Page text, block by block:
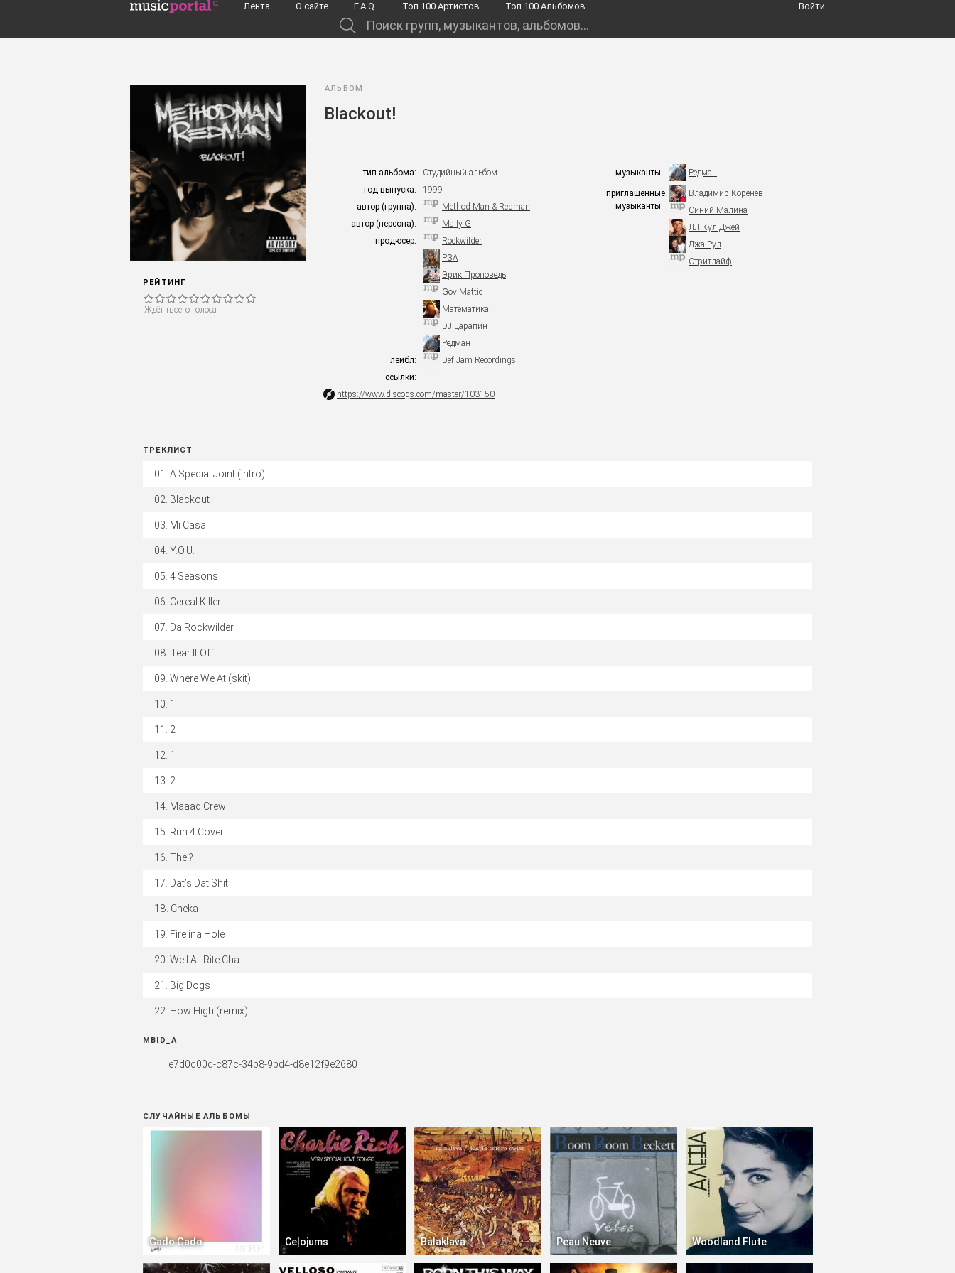
Перейти к основному содержанию Лента О сайте F.A.Q. Toп 100 Артистов Toп 100 Альбомов Войти
РЕЙТИНГ
Ждёт твоего голоса
АЛЬБОМ
Blackout!
тип альбома:
Студийный альбом
год выпуска:
1999
автор (группа):
Method Man & Redman
автор (персона):
Mally G
продюсер:
Rockwilder
РЗА
Эрик Проповедь
Gov Mattic
Математика
DJ царапин
Редман
лейбл:
Def Jam Recordings
ссылки:
https://www.discogs.com/master/103150
музыканты: Редман
приглашенные
музыканты:
Владимир Коренев
Синий Малина
ЛЛ Кул Джей
Джа Рул
Стритлайф
ТРЕКЛИСТ
A Special Joint (intro)
Blackout
Mi Casa
Y.O.U.
4 Seasons
Cereal Killer
Da Rockwilder
Tear It Off
Where We At (skit)
1
2
1
2
Maaad Crew
Run 4 Cover
The ?
Dat’s Dat Shit
Cheka
Fire ina Hole
Well All Rite Cha
Big Dogs
How High (remix)
MBID_A
e7d0c00d-c87c-34b8-9bd4-d8e12f9e2680
СЛУЧАЙНЫЕ АЛЬБОМЫ
Gado Gado Ceļojums Balaklava Peau Neuve Woodland Flute